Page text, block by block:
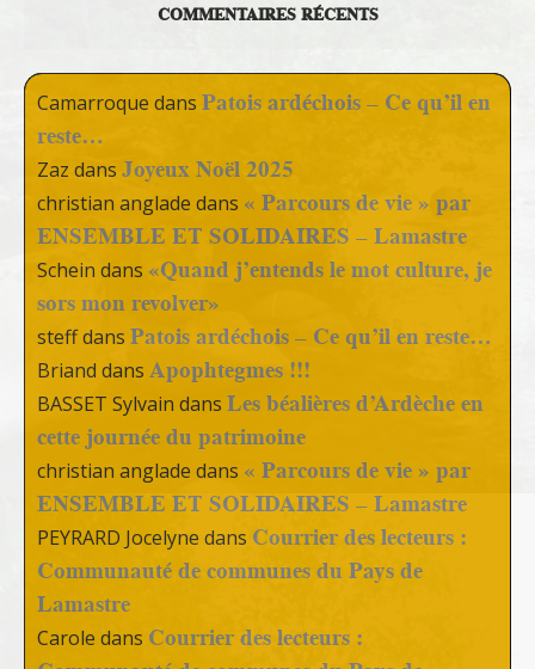
COMMENTAIRES RÉCENTS
Camarroque dans Patois ardéchois – Ce qu’il en
reste…
Zaz dans Joyeux Noël 2025
christian anglade dans « Parcours de vie » par
ENSEMBLE ET SOLIDAIRES – Lamastre
Schein dans «Quand j’entends le mot culture, je
sors mon revolver»
steffdans Patois ardéchois – Ce qu’il en reste…
Briand dans Apophtegmes !!!
BASSET Sylvain dans Les béalières d’Ardèche en
cette journée du patrimoine
christian anglade dans « Parcours de vie » par
ENSEMBLE ET SOLIDAIRES – Lamastre
PEYRARD Jocelyne dans Courrier des lecteurs :
Communauté de communes du Pays de
Lamastre
Carole dans Courrier des lecteurs :